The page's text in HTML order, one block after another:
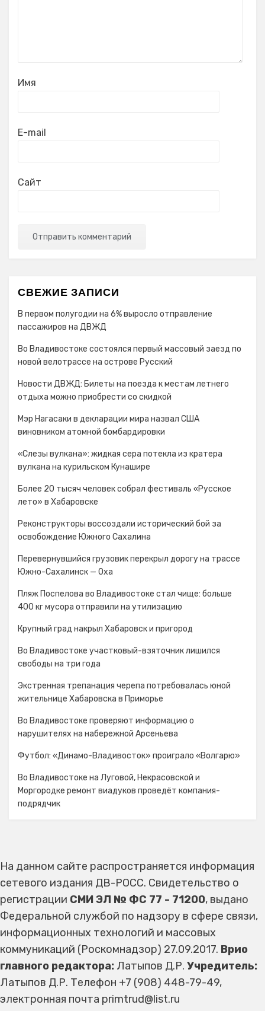
Имя
E-mail
Сайт
СВЕЖИЕ ЗАПИСИ
В первом полугодии на 6% выросло отправление
пассажиров на ДВЖД
Во Владивостоке состоялся первый массовый заезд по
новой велотрассе на острове Русский
Новости ДВЖД: Билеты на поезда к местам летнего
отдыха можно приобрести со скидкой
Мэр Нагасаки в декларации мира назвал США
виновником атомной бомбардировки
«Слезы вулкана»: жидкая сера потекла из кратера
вулкана на курильском Кунашире
Более 20 тысяч человек собрал фестиваль «Русское
лето» в Хабаровске
Реконструкторы воссоздали исторический бой за
освобождение Южного Сахалина
Перевернувшийся грузовик перекрыл дорогу на трассе
Южно-Сахалинск — Оха
Пляж Поспелова во Владивостоке стал чище: больше
400 кг мусора отправили на утилизацию
Крупный град накрыл Хабаровск и пригород
Во Владивостоке участковый-взяточник лишился
свободы на три года
Экстренная трепанация черепа потребовалась юной
жительнице Хабаровска в Приморье
Во Владивостоке проверяют информацию о
нарушителях на набережной Арсеньева
Футбол: «Динамо-Владивосток» проиграло «Волгарю»
Во Владивостоке на Луговой, Некрасовской и
Моргородке ремонт виадуков проведёт компания-
подрядчик
На данном сайте распространяется информация
сетевого издания ДВ-РОСС. Свидетельство о
регистрации СМИ ЭЛ № ФС 77 - 71200, выдано
Федеральной службой по надзору в сфере связи,
информационных технологий и массовых
коммуникаций (Роскомнадзор) 27.09.2017. Врио
главного редактора: Латыпов Д.Р. Учредитель:
Латыпов Д.Р. Телефон +7 (908) 448-79-49,
электронная почта primtrud@list.ru